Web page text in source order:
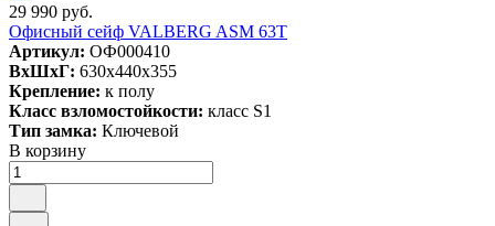
29 990 руб.
Офисный сейф VALBERG ASM 63T
Артикул: ОФ000410
ВxШxГ: 630x440x355
Крепление: к полу
Класс взломостойкости: класс S1
Тип замка: Ключевой
В корзину